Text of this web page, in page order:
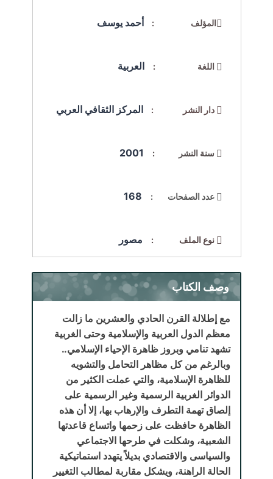
المؤلف : أحمد يوسف
اللغة : العربية
دار النشر : المركز الثقافي العربي
سنة النشر : 2001
عدد الصفحات : 168
نوع الملف : مصور
وصف الكتاب
مع إطلالة القرن الحادي والعشرين ما زالت
معظم الدول العربية والإسلامية وحتى الغربية
تشهد تنامي وبروز ظاهرة الإحياء الإسلامي..
وبالرغم من كل مظاهر التحامل والتشويه
للظاهرة الإسلامية، والتي عملت الكثير من
الدوائر الغربية الرسمية وغير الرسمية على
إلصاق تهمة التطرف والإرهاب بها، إلا أن هذه
الظاهرة حافظت على زحمها واتساع قاعدتها
الشعبية، وشكلت في طرحها الاجتماعي
والسياسى والاقتصادي بديلاً يتهدد استماتيكية
الحالة الراهنة، ويشكل مقاربة لمطالب التغيير